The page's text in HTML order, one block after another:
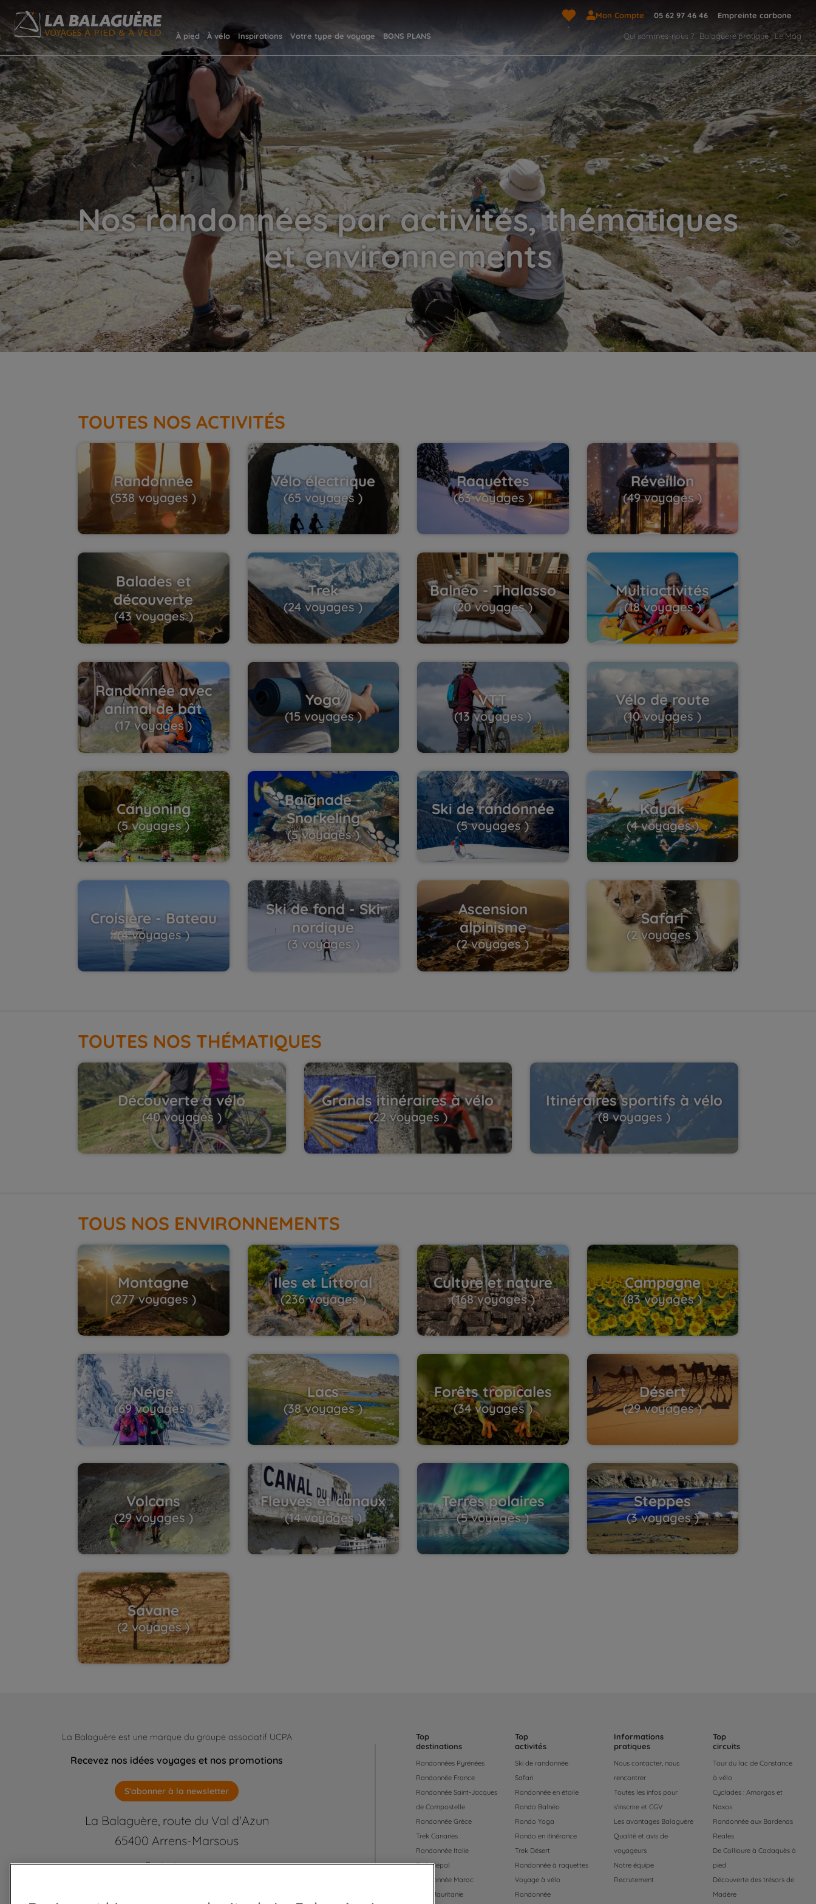
Mon Compte 05 62 97 46 46 Empreinte carbone
À pied À vélo Inspirations Votre type de voyage BONS PLANS Qui sommes-nous ? Balaguère pratique Le Mag
Nos randonnées par activités, thématiques
et environnements
TOUTES NOS ACTIVITÉS
Randonnée
(538 voyages )
Vélo électrique
(65 voyages )
Raquettes
(63 voyages )
Réveillon
(49 voyages )
Balades et
découverte
(43 voyages )
Trek
(24 voyages )
Balnéo - Thalasso
(20 voyages )
Multiactivités
(18 voyages )
Randonnée avec
animal de bât
(17 voyages )
Yoga
(15 voyages )
VTT
(13 voyages )
Vélo de route
(10 voyages )
Canyoning
(5 voyages )
Baignade -
Snorkeling
(5 voyages )
Ski de randonnée
(5 voyages )
Kayak
(4 voyages )
Croisière - Bateau
(4 voyages )
Ski de fond - Ski
nordique
(3 voyages )
Ascension
alpinisme
(2 voyages )
Safari
(2 voyages )
TOUTES NOS THÉMATIQUES
Découverte à vélo
(40 voyages )
Grands itinéraires à vélo
(22 voyages )
Itinéraires sportifs à vélo
(8 voyages )
TOUS NOS ENVIRONNEMENTS
Montagne
(277 voyages )
Iles et Littoral
(236 voyages )
Culture et nature
(168 voyages )
Campagne
(83 voyages )
Neige
(69 voyages )
Lacs
(38 voyages )
Forêts tropicales
(34 voyages )
Désert
(29 voyages )
Volcans
(29 voyages )
Fleuves et canaux
(14 voyages )
Terres polaires
(5 voyages )
Steppes
(3 voyages )
Savane
(2 voyages )
La Balaguère est une marque du groupe associatif UCPA
Recevez nos idées voyages et nos promotions
S'abonner à la newsletter
La Balaguère, route du Val d'Azun
65400 Arrens-Marsous
Contactez-nous
Top
destinations
Randonnées Pyrénées
Randonnée France
Randonnée Saint-Jacques
de Compostelle
Randonnée Grèce
Trek Canaries
Randonnée Italie
Trek Népal
Randonnée Maroc
Trek Mauritanie
Top
activités
Ski de randonnée
Safari
Randonnée en étoile
Rando Balnéo
Rando Yoga
Rando en itinérance
Trek Désert
Randonnée à raquettes
Voyage à vélo
Randonnée
Informations
pratiques
Nous contacter, nous
rencontrer
Toutes les infos pour
s'inscrire et CGV
Les avantages Balaguère
Qualité et avis de
voyageurs
Notre équipe
Recrutement
Top
circuits
Tour du lac de Constance
à vélo
Cyclades : Amorgos et
Naxos
Randonnée aux Bardenas
Reales
De Collioure à Cadaquès à
pied
Découverte des trésors de
Madère